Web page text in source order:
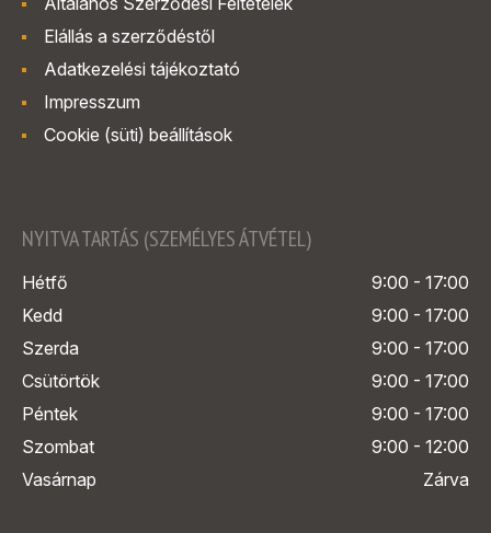
Elállás a szerződéstől
Adatkezelési tájékoztató
Impresszum
Cookie (süti) beállítások
NYITVA TARTÁS (SZEMÉLYES ÁTVÉTEL)
Hétfő
9:00 - 17:00
Kedd
9:00 - 17:00
Szerda
9:00 - 17:00
Csütörtök
9:00 - 17:00
Péntek
9:00 - 17:00
Szombat
9:00 - 12:00
Vasárnap
Zárva